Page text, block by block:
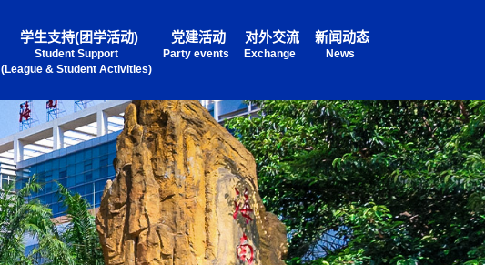
学生支持(团学活动)
Student Support
(League & Student Activities)
党建活动
Party events
对外交流
Exchange
新闻动态
News